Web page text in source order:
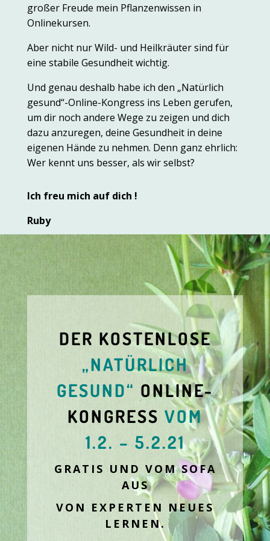
großer Freude mein Pflanzenwissen in
Onlinekursen.
Aber nicht nur Wild- und Heilkräuter sind für
eine stabile Gesundheit wichtig.
Und genau deshalb habe ich den „Natürlich
gesund“-Online-Kongress ins Leben gerufen,
um dir noch andere Wege zu zeigen und dich
dazu anzuregen, deine Gesundheit in deine
eigenen Hände zu nehmen. Denn ganz ehrlich:
Wer kennt uns besser, als wir selbst?
Ich freu mich auf dich !
Ruby
DER KOSTENLOSE
„NATÜRLICH
GESUND“ ONLINE-
KONGRESSVOM
1.2. – 5.2.21
GRATIS UND VOM SOFA
AUS
VON EXPERTEN NEUES
LERNEN.